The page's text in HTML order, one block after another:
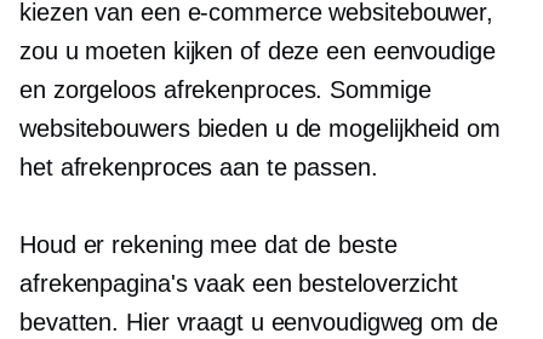
kiezen van een e-commercewebsitebouwer,
zou u moeten kijken of deze een eenvoudige
en zorgeloosafrekenproces. Sommige
websitebouwers bieden u de mogelijkheid om
het afrekenproces aan te passen.
Houd er rekening mee dat de beste
afrekenpagina's vaak een besteloverzicht
bevatten. Hier vraagt ​​u eenvoudigweg om de